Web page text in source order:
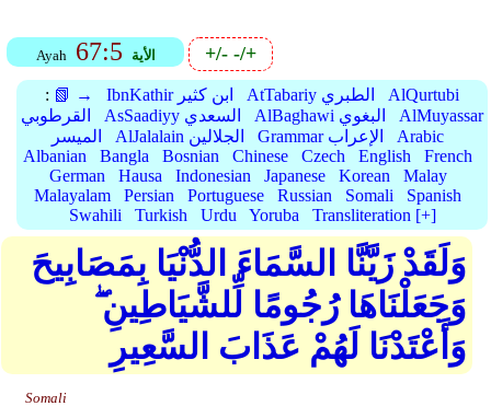
Ayah 67:5 الأية +/--/+
: 📗 → IbnKathir ابن كثير AtTabariy الطبري
AlQurtubi
القرطوبي
AsSaadiyy السعدي AlBaghawi البغوي
AlMuyassar
الميسر
AlJalalain الجلالين Grammar الإعراب
Arabic
Albanian
Bangla Bosnian Chinese Czech English
French
German
Hausa Indonesian Japanese Korean
Malay
Malayalam
Persian Portuguese Russian Somali
Spanish
Swahili
Turkish Urdu Yoruba Transliteration [+]
وَلَقَدْ زَيَّنَّا السَّمَاءَ الدُّنْيَا بِمَصَابِيحَ
وَجَعَلْنَاهَا رُجُومًا لِّلشَّيَاطِينِ ۖ
وَأَعْتَدْنَا لَهُمْ عَذَابَ السَّعِيرِ
Somali